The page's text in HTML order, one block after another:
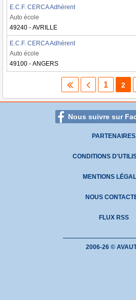
E.C.F. CERCA Adhérent
Auto école
49240 - AVRILLE
E.C.F. CERCA Adhérent
Auto école
49100 - ANGERS
1 2
Nous suivre sur
PARTENAIRES
CONDITIONS
MENTIONS
NOUS
FLUX RSS
2006-26 ©